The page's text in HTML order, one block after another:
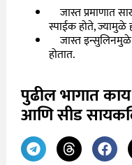
जास्त प्रमाणात
स्पाईक होते,ज्यामुळे
जास्त
होतात.
पुढील भागात
आणि सीड